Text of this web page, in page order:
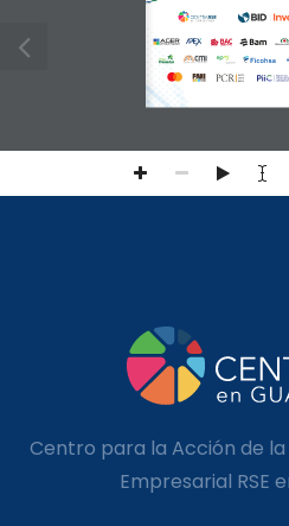
Centro para la Acción de la
Empresarial RSE